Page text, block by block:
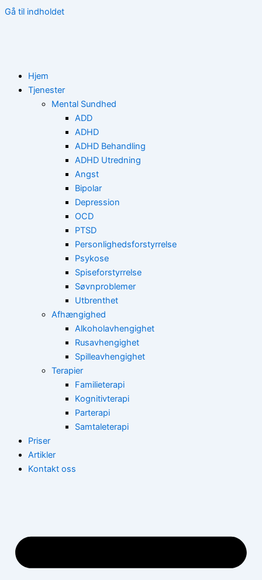
Gå til indholdet
Hjem
Tjenester
Mental Sundhed
ADD
ADHD
ADHD Behandling
ADHD Utredning
Angst
Bipolar
Depression
OCD
PTSD
Personlighedsforstyrrelse
Psykose
Spiseforstyrrelse
Søvnproblemer
Utbrenthet
Afhængighed
Alkoholavhengighet
Rusavhengighet
Spilleavhengighet
Terapier
Familieterapi
Kognitivterapi
Parterapi
Samtaleterapi
Priser
Artikler
Kontakt oss